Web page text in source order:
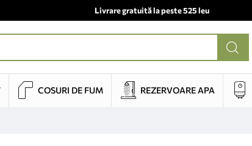
Livrare gratuită la peste 525 leu
COSURI DE FUM REZERVOARE APA